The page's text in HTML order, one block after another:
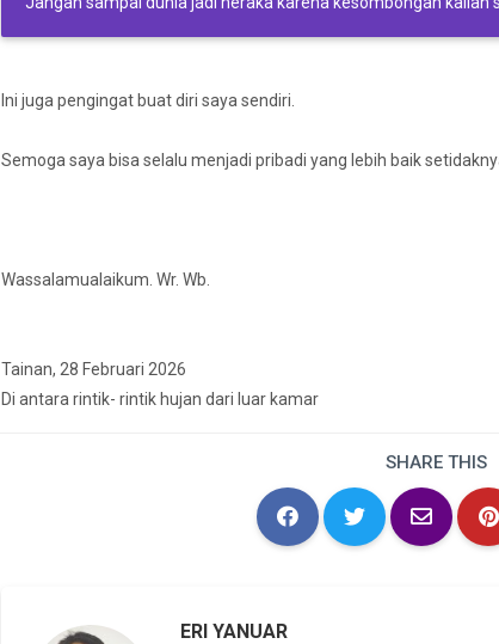
Ini juga pengingat buat diri saya sendiri.
Semoga saya bisa selalu menjadi pribadi yang lebih baik
Wassalamualaikum. Wr. Wb.
Tainan, 28 Februari 2026
Di antara rintik- rintik hujan dari luar kamar
SHARE THIS
ERI YANUAR